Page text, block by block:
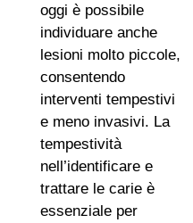
oggi è possibile
individuare anche
lesioni molto piccole,
consentendo
interventi tempestivi
e meno invasivi. La
tempestività
nell’identificare e
trattare le carie è
essenziale per